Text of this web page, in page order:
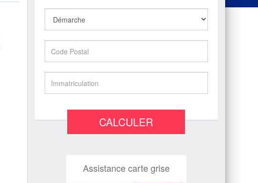
CALCULER
Assistance carte grise